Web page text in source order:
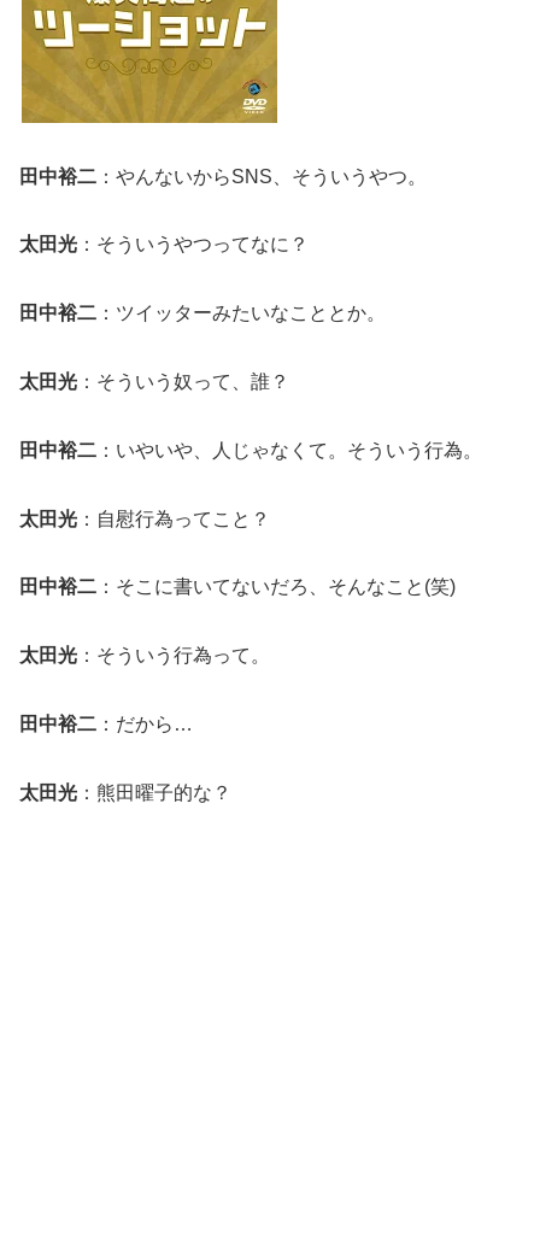
田中裕二 ：やんないからSNS、そういうやつ。
太田光 ：そういうやつってなに？
田中裕二 ：ツイッターみたいなこととか。
太田光 ：そういう奴って、誰？
田中裕二 ：いやいや、人じゃなくて。そういう行為。
太田光 ：自慰行為ってこと？
田中裕二 ：そこに書いてないだろ、そんなこと(笑)
太田光 ：そういう行為って。
田中裕二 ：だから…
太田光 ：熊田曜子的な？